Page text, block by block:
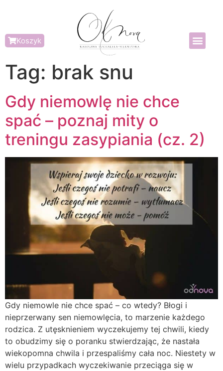
Koszyk
Tag: brak snu
Gdy niemowlę nie chce
spać – poznaj mity o
treningu zasypiania (cz. 2)
Gdy niemowle nie chce spać – co wtedy? Błogi i
nieprzerwany sen niemowlęcia, to marzenie każdego
rodzica. Z utęsknieniem wyczekujemy tej chwili, kiedy
to obudzimy się o poranku stwierdzając, że nastała
wiekopomna chwila i przespaliśmy cała noc. Niestety w
wielu przypadkach wyczekiwanie przeciąga się w